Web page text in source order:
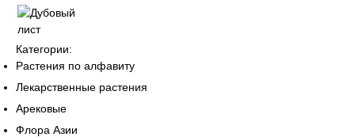
Категории:
Растения по алфавиту
Лекарственные растения
Арековые
Флора Азии